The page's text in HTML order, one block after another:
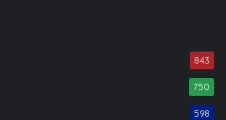
843
750
598